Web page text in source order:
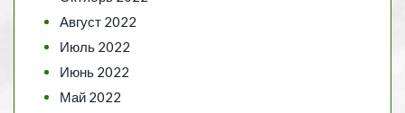
Август 2022
Июль 2022
Июнь 2022
Май 2022